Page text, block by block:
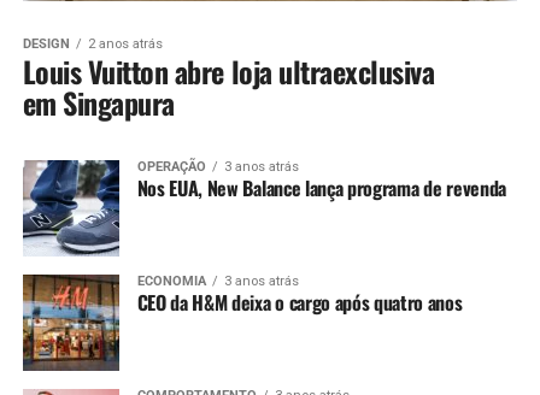
DESIGN 2 anos atrás
Louis Vuitton abre loja ultraexclusiva
em Singapura
OPERAÇÃO 3 anos atrás
Nos EUA, New Balance lança programa de revenda
ECONOMIA 3 anos atrás
CEO da H&M deixa o cargo após quatro anos